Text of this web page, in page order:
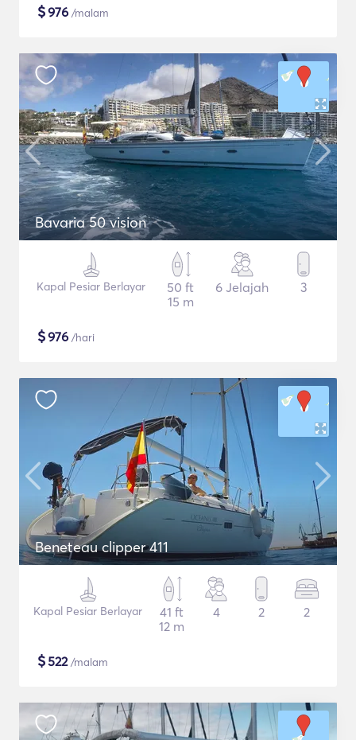
$976 /malam
Bavaria 50 vision
Kapal Pesiar Berlayar
50 ft
15 m
6 Jelajah 3
$976 /hari
Beneteau clipper 411
Kapal Pesiar Berlayar
41 ft
12 m
4 2 2
$522/malam